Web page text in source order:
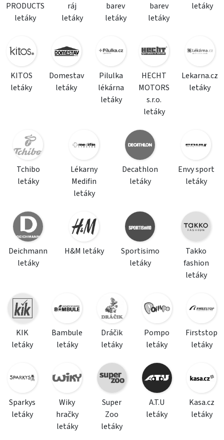
PRODUCTS
letáky
ráj
letáky
barev
letáky
barev
letáky
letáky
KITOS
letáky
Domestav
letáky
Pilulka
lékárna
letáky
HECHT
MOTORS
s.r.o.
letáky
Lekarna.cz
letáky
Tchibo
letáky
Lékarny
Medifin
letáky
Decathlon
letáky
Envy sport
letáky
Deichmann
letáky
H&M letáky
Sportisimo
letáky
Takko
fashion
letáky
KIK
letáky
Bambule
letáky
Dráčik
letáky
Pompo
letáky
Firststop
letáky
Sparkys
letáky
Wiky
hračky
letáky
Super
Zoo
letáky
A.T.U
letáky
Kasa.cz
letáky